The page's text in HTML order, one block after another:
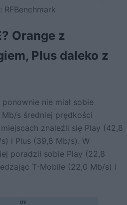
RFBenchmark
Orange z
Plus daleko z
nie miał sobie
s średniej prędkości
znaleźli się Play (42,8
i Plus (39,8 Mb/s). W
poradził sobie Play (22,8
T-Mobile (22,0 Mb/s) i